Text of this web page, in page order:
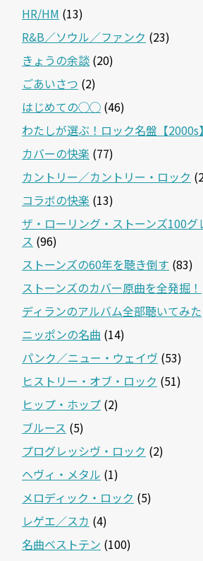
HR/HM (13)
R&B／ソウル／ファンク (23)
きょうの余談 (20)
ごあいさつ (2)
はじめての◯◯ (46)
わたしが選ぶ！ロック名盤【2000s】
カバーの快楽 (77)
カントリー／カントリー・ロック
コラボの快楽 (13)
ザ・ローリング・ストーンズ100
ス (96)
ストーンズの60年を聴き倒す (83)
ストーンズのカバー原曲を全発掘！
ディランのアルバム全部聴いてみた
ニッポンの名曲 (14)
パンク／ニュー・ウェイヴ (53)
ヒストリー・オブ・ロック (51)
ヒップ・ホップ (2)
ブルース (5)
プログレッシヴ・ロック (2)
ヘヴィ・メタル (1)
メロディック・ロック (5)
レゲエ／スカ (4)
名曲ベストテン (100)